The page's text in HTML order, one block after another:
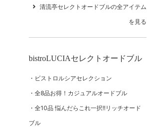
清流亭セレクトオードブルの全アイテム
を見る
bistroLUCIAセレクトオードブル
ビストロルシアセレクション
全8品お得！カジュアルオードブル
全10品 悩んだらこれ一択!!リッチオード
ブル